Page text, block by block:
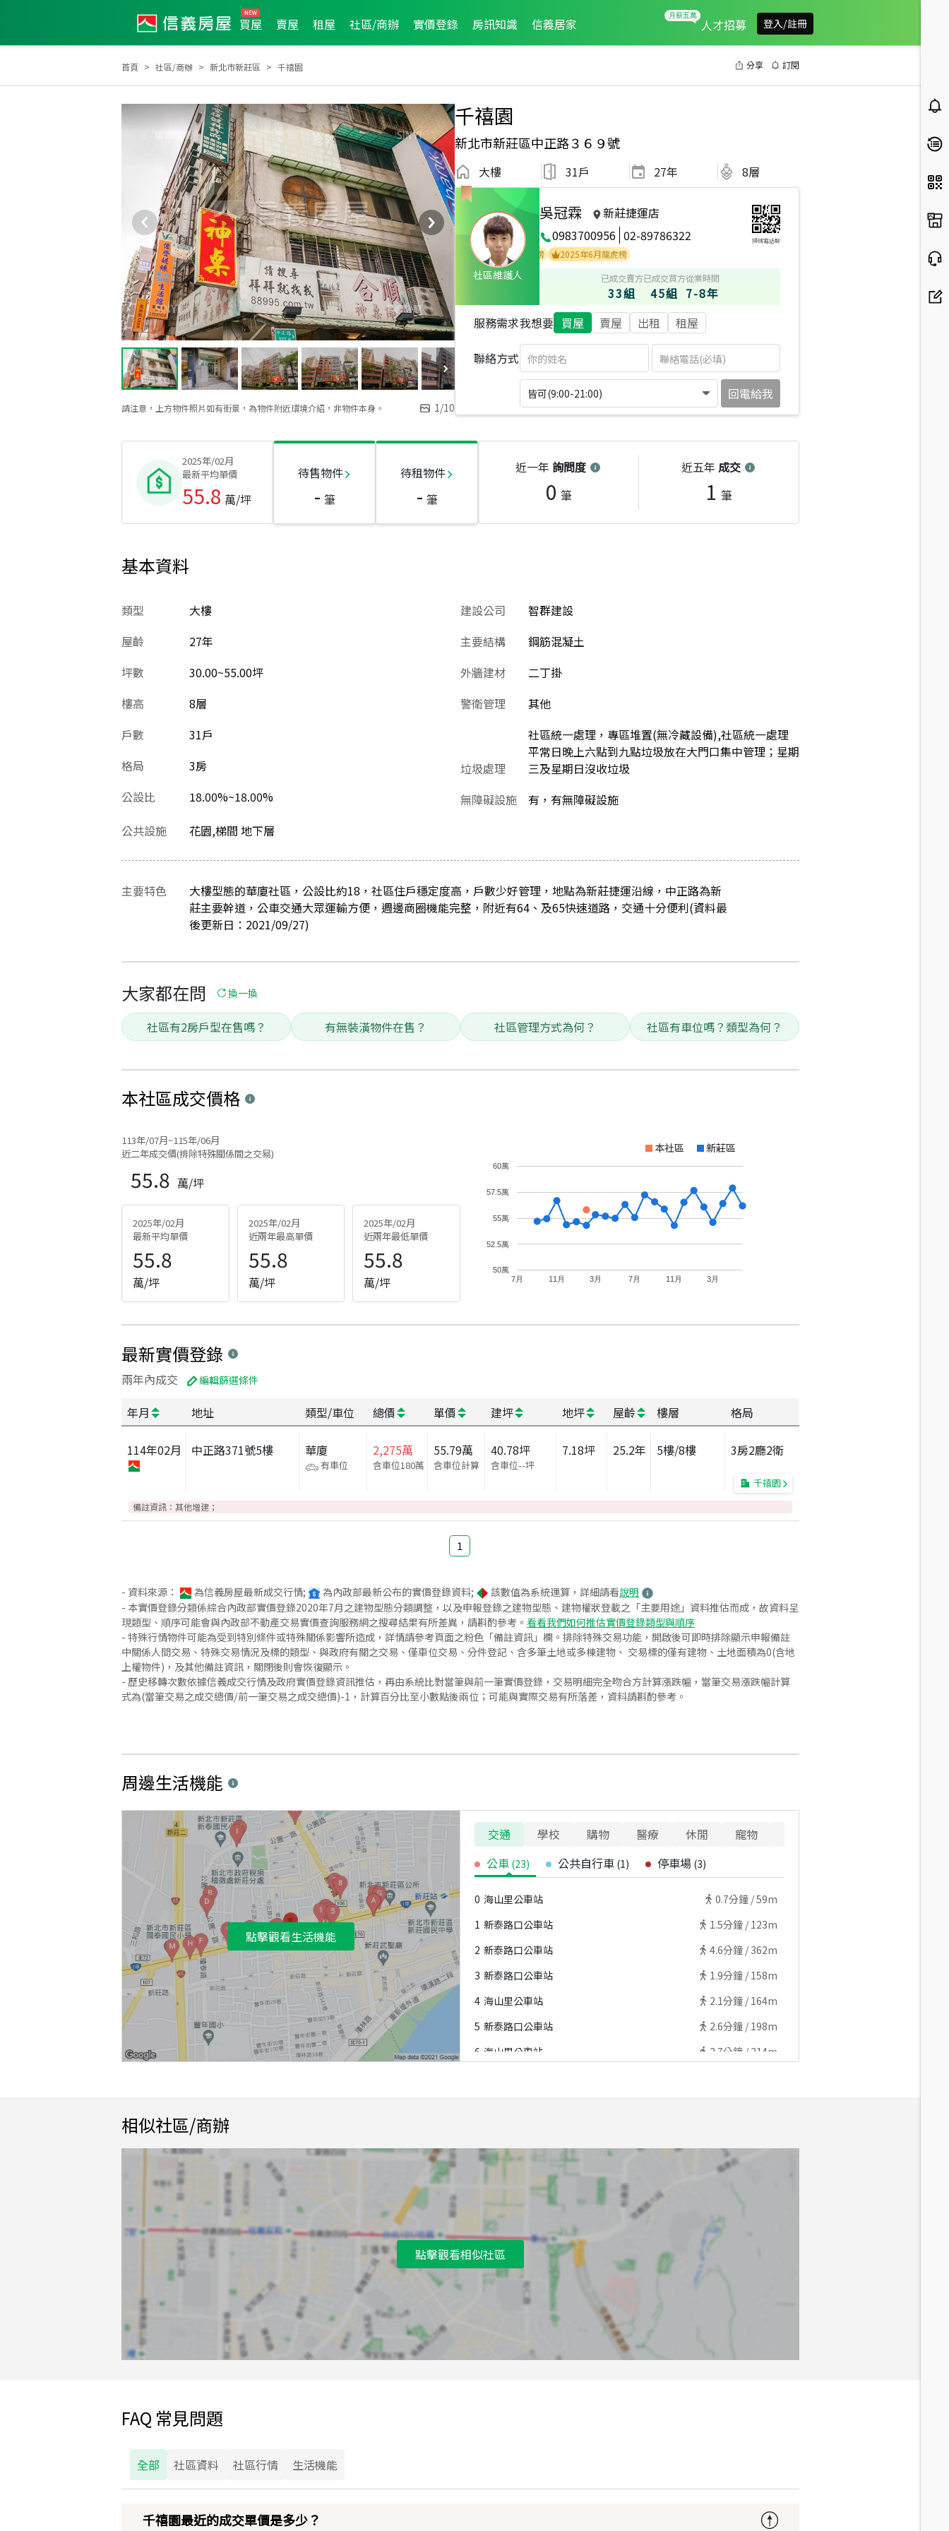
買屋 賣屋 租屋 社區/商辦 實價登錄 房訊知識 信義居家 人才招募 登入/註冊
首頁 社區/商辦 新北市新莊區 千禧園 分享 訂閱
請注意，上方物件照片如有街景，為物件附近環境介紹，非物件本身。 1/10
千禧園
新北市新莊區中正路３６９號
大樓 31戶 27年 8層
社區維護人
吳冠霖
新莊捷運店
0983700956 02-89786322 掃碼電話聊
2023年第3季度服務品質獎 2022年8月區成件TOP1 2022年8月業績破百萬經紀人員 2025年9月龍虎榜
2025年6月龍虎榜
已成交賣方
33組
已成交買方
45組
從業時間
7-8年
服務需求我想要 買屋 賣屋 出租 租屋
聯絡方式
皆可(9:00-21:00) 回電給我
2025年/02月
最新平均單價
55.8 萬/坪
待售物件
- 筆
待租物件
- 筆
近一年 詢問度
0 筆
近五年 成交
1 筆
基本資料
類型
大樓
屋齡
27年
坪數
30.00~55.00坪
樓高
8層
戶數
31戶
格局
3房
公設比
18.00%~18.00%
建設公司
智群建設
主要結構
鋼筋混凝土
外牆建材
二丁掛
警衛管理
其他
垃圾處理
社區統一處理，專區堆置(無冷藏設備),社區統一處理
平常日晚上六點到九點垃圾放在大門口集中管理；星期
三及星期日沒收垃圾
無障礙設施
有，有無障礙設施
公共設施
花園,梯間 地下層
主要特色
大樓型態的華廈社區，公設比約18，社區住戶穩定度高，戶數少好管理，地點為新莊捷運沿線，中正路為新
莊主要幹道，公車交通大眾運輸方便，週邊商圈機能完整，附近有64、及65快速道路，交通十分便利(資料最
後更新日：2021/09/27)
大家都在問 換一換
社區有2房戶型在售嗎？ 有無裝潢物件在售？ 社區管理方式為何？ 社區有車位嗎？類型為何？
本社區成交價格
113年/07月~115年/06月
近二年成交價(排除特殊關係間之交易)
55.8 萬/坪
2025年/02月
最新平均單價
55.8
萬/坪
2025年/02月
近兩年最高單價
55.8
萬/坪
2025年/02月
近兩年最低單價
55.8
萬/坪
本社區 新莊區
7月 11月 3月 7月 11月 3月
50萬
52.5萬
55萬
57.5萬
60萬
最新實價登錄
兩年內成交 編輯篩選條件
年月 地址 類型/車位 總價 單價 建坪 地坪 屋齡 樓層 格局
114年02月 中正路371號5樓 華廈
有車位
2,275萬
含車位180萬
55.79萬
含車位計算
40.78坪
含車位--坪
7.18坪 25.2年 5樓/8樓 3房2廳2衛
千禧園
備註資訊： 其他增建；
1
- 資料來源： 為信義房屋最新成交行情; 為內政部最新公布的實價登錄資料; 該數值為系統運算，詳細請看說明
- 本實價登錄分類係綜合內政部實價登錄2020年7月之建物型態分類調整，以及申報登錄之建物型態、建物權狀登載之「主要用途」資料推估而成，故資料呈
現類型、順序可能會與內政部不動產交易實價查詢服務網之搜尋結果有所差異，請斟酌參考。 看看我們如何推估實價登錄類型與順序
- 特殊行情物件可能為受到特別條件或特殊關係影響所造成，詳情請參考頁面之粉色「備註資訊」欄。排除特殊交易功能，開啟後可即時排除顯示申報備註
中關係人間交易、特殊交易情況及標的類型、與政府有關之交易、僅車位交易、分件登記、含多筆土地或多棟建物、 交易標的僅有建物、土地面積為0(含地
上權物件)，及其他備註資訊，關閉後則會恢復顯示。
- 歷史移轉次數依據信義成交行情及政府實價登錄資訊推估，再由系統比對當筆與前一筆實價登錄，交易明細完全吻合方計算漲跌幅，當筆交易漲跌幅計算
式為(當筆交易之成交總價/前一筆交易之成交總價)-1，計算百分比至小數點後兩位；可能與實際交易有所落差，資料請斟酌參考。
周邊生活機能
點擊觀看生活機能
交通 學校 購物 醫療 休閒 寵物
公車 (23) 公共自行車 (1) 停車場 (3)
0 海山里公車站 0.7分鐘 /59m
1 新泰路口公車站 1.5分鐘 / 123m
2 新泰路口公車站 4.6分鐘 / 362m
3 新泰路口公車站 1.9分鐘 / 158m
4 海山里公車站 2.1分鐘 / 164m
5 新泰路口公車站 2.6分鐘 / 198m
6 海山里公車站 2.7分鐘 / 214m
捷運新莊站(新莊郵局)公車站 分鐘 /
新泰公園公車站
捷運新莊站(新莊郵局)公車站 分鐘 /
新泰公園公車站 5.9
E 捷運新莊站(新莊郵局)公車站
盲人重建院公車站
捷運新莊站(新莊郵局)公車站
I 新泰國小公車站 8.2分鐘 /626m
相似社區/商辦
點擊觀看相似社區
FAQ 常見問題
全部 社區資料 社區行情 生活機能
千禧園最近的成交單價是多少？